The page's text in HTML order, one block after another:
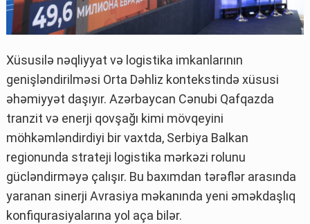
Xüsusilə nəqliyyat və logistika imkanlarının
genişləndirilməsi Orta Dəhliz kontekstində xüsusi
əhəmiyyət daşıyır. Azərbaycan Cənubi Qafqazda
tranzit və enerji qovşağı kimi mövqeyini
möhkəmləndirdiyi bir vaxtda, Serbiya Balkan
regionunda strateji logistika mərkəzi rolunu
gücləndirməyə çalışır. Bu baxımdan tərəflər arasında
yaranan sinerji Avrasiya məkanında yeni əməkdaşlıq
konfiqurasiyalarına yol aça bilər.